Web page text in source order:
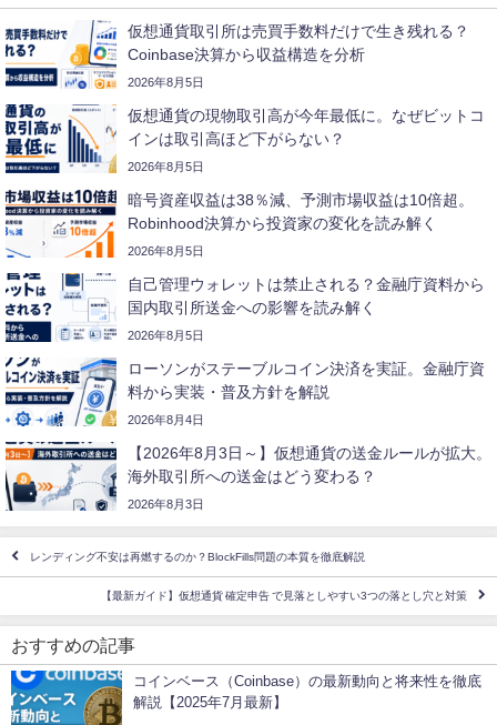
仮想通貨取引所は売買手数料だけで生き残れる？
Coinbase決算から収益構造を分析
2026年8月5日
仮想通貨の現物取引高が今年最低に。なぜビットコ
インは取引高ほど下がらない？
2026年8月5日
暗号資産収益は38％減、予測市場収益は10倍超。
Robinhood決算から投資家の変化を読み解く
2026年8月5日
自己管理ウォレットは禁止される？金融庁資料から
国内取引所送金への影響を読み解く
2026年8月5日
ローソンがステーブルコイン決済を実証。金融庁資
料から実装・普及方針を解説
2026年8月4日
【2026年8月3日～】仮想通貨の送金ルールが拡大。
海外取引所への送金はどう変わる？
2026年8月3日
レンディング不安は再燃するのか？BlockFills問題の本質を徹底解説
【最新ガイド】仮想通貨 確定申告 で見落としやすい3つの落とし穴と対策
おすすめの記事
コインベース（Coinbase）の最新動向と将来性を徹底
解説【2025年7月最新】